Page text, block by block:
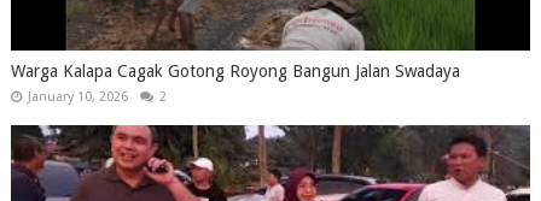
Warga Kalapa Cagak Gotong Royong Bangun Jalan Swadaya
January 10, 2026 2